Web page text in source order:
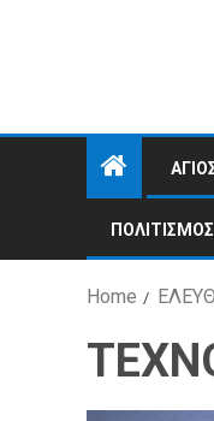
ΠΟΛΙΤΙΣΜΟΣ
Home